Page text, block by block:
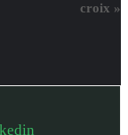
croix »